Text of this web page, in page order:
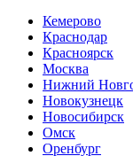
Кемерово
Краснодар
Красноярск
Москва
Нижний
Новокузнецк
Новосибирск
Омск
Оренбург